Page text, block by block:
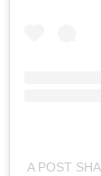
A POST